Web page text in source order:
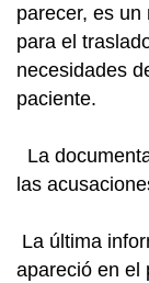
parecer, es
para el
necesidades
paciente.
La
las
La última
apareció en el